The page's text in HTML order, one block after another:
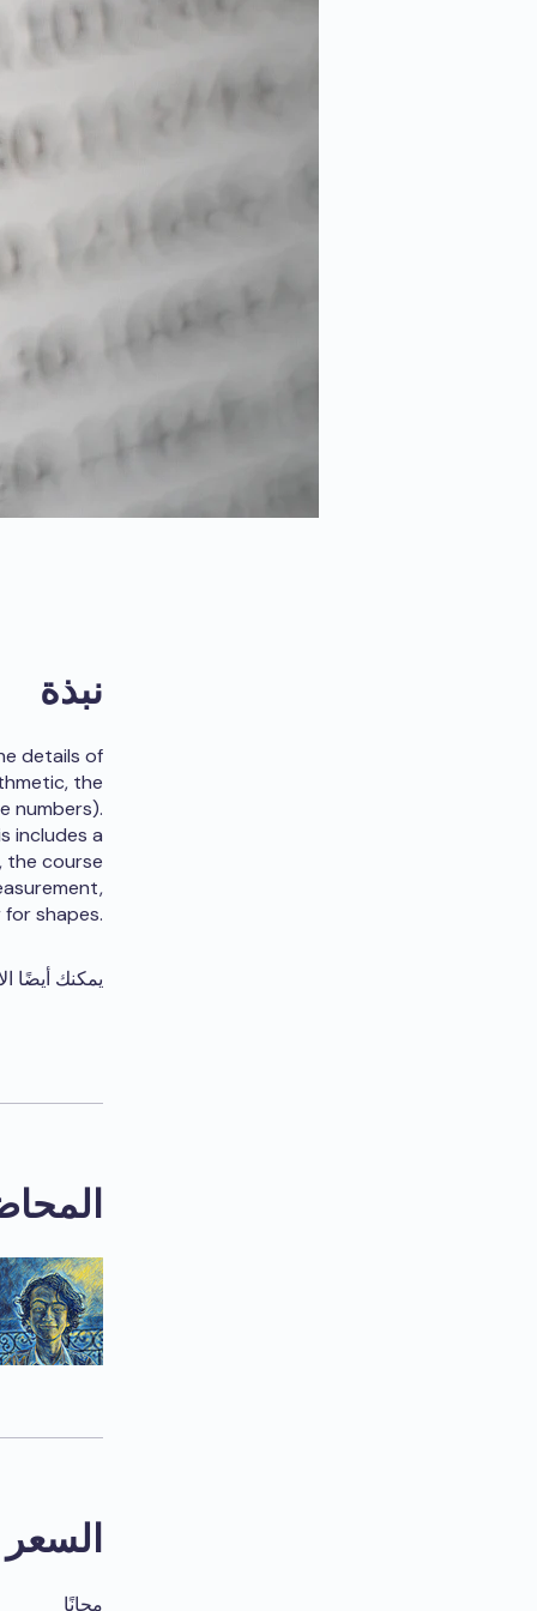
نبذة
details of
the
numbers).
includes a
the course
shapes.
يمكنك أيضًا
السعر
مجانًا